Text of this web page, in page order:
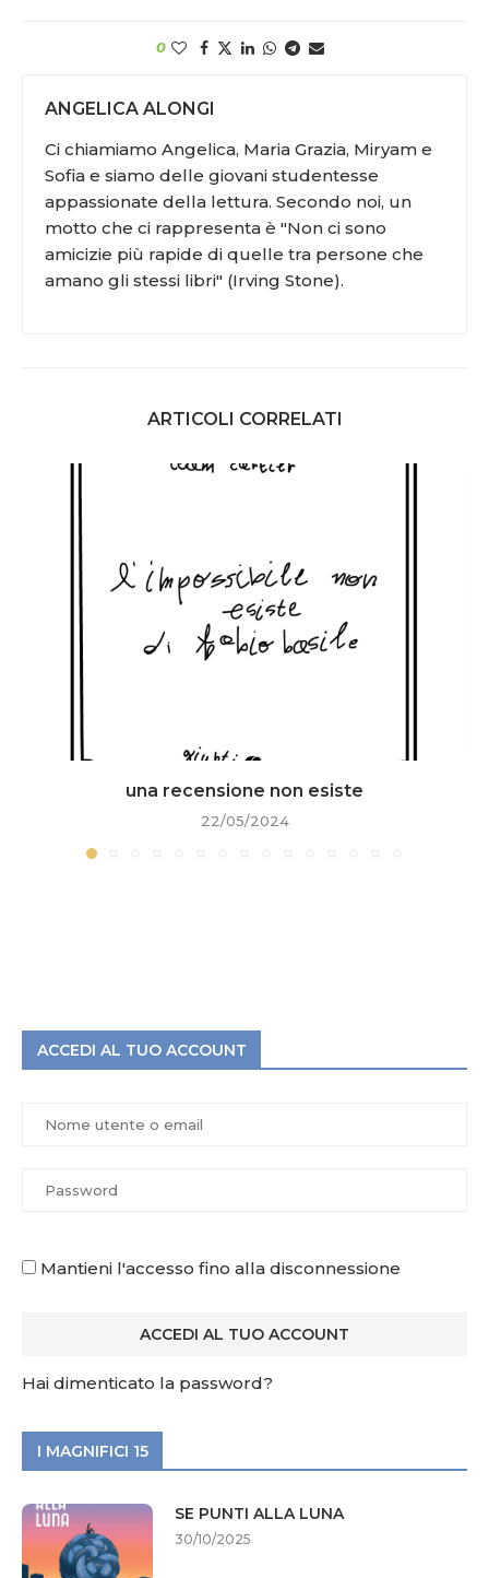
0
ANGELICA ALONGI
Ci chiamiamo Angelica, Maria Grazia, Miryam e
Sofia e siamo delle giovani studentesse
appassionate della lettura. Secondo noi, un
motto che ci rappresenta è "Non ci sono
amicizie più rapide di quelle tra persone che
amano gli stessi libri" (Irving Stone).
ARTICOLI CORRELATI
una recensione non esiste
22/05/2024
ACCEDI AL TUO ACCOUNT
Mantieni l'accesso fino alla disconnessione
Hai dimenticato la password?
I MAGNIFICI 15
SE PUNTI ALLA LUNA
30/10/2025